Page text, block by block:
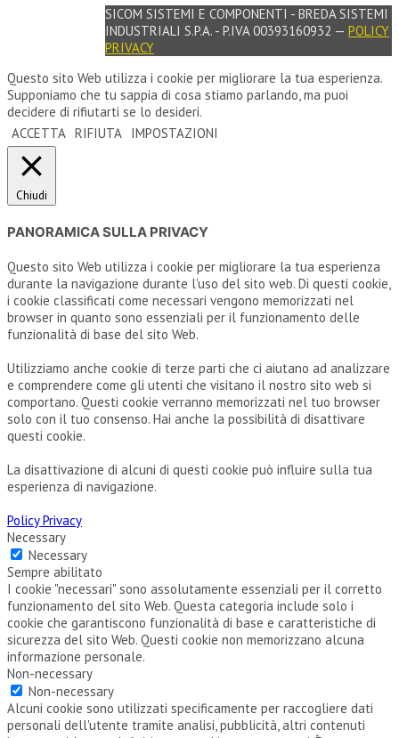
SICOM SISTEMI E COMPONENTI - BREDA SISTEMI
INDUSTRIALI S.P.A. - P.IVA 00393160932 — POLICY
PRIVACY
Questo sito Web utilizza i cookie per migliorare la tua esperienza.
Supponiamo che tu sappia di cosa stiamo parlando, ma puoi
decidere di rifiutarti se lo desideri.
ACCETTA RIFIUTA IMPOSTAZIONI
Chiudi
PANORAMICA SULLA PRIVACY
Questo sito Web utilizza i cookie per migliorare la tua esperienza
durante la navigazione durante l'uso del sito web. Di questi cookie,
i cookie classificati come necessari vengono memorizzati nel
browser in quanto sono essenziali per il funzionamento delle
funzionalità di base del sito Web.
Utilizziamo anche cookie di terze parti che ci aiutano ad analizzare
e comprendere come gli utenti che visitano il nostro sito web si
comportano. Questi cookie verranno memorizzati nel tuo browser
solo con il tuo consenso. Hai anche la possibilità di disattivare
questi cookie.
La disattivazione di alcuni di questi cookie può influire sulla tua
esperienza di navigazione.
Policy Privacy
Necessary
Necessary
Sempre abilitato
I cookie "necessari" sono assolutamente essenziali per il corretto
funzionamento del sito Web. Questa categoria include solo i
cookie che garantiscono funzionalità di base e caratteristiche di
sicurezza del sito Web. Questi cookie non memorizzano alcuna
informazione personale.
Non-necessary
Non-necessary
Alcuni cookie sono utilizzati specificamente per raccogliere dati
personali dell'utente tramite analisi, pubblicità, altri contenuti